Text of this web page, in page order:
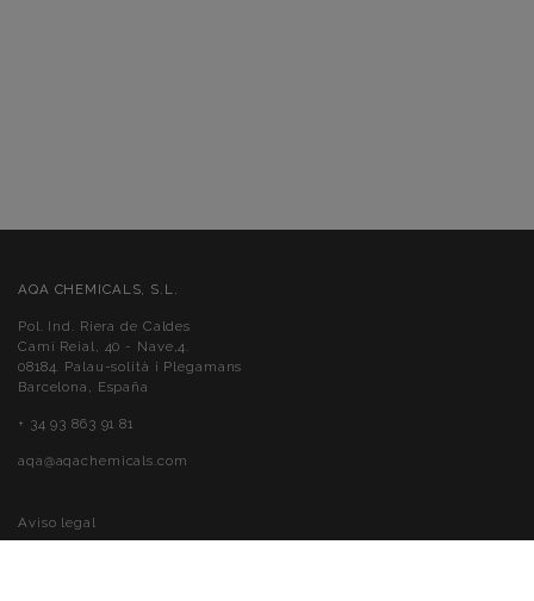
AQA CHEMICALS, S.L.
Pol. Ind. Riera de Caldes
Camí Reial, 40 - Nave,4.
08184. Palau-solità i Plegamans
Barcelona, España
+ 34 93 863 91 81
aqa@aqachemicals.com
Aviso legal